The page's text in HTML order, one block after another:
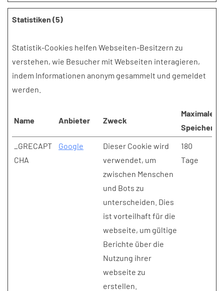
Statistiken (5)
Statistik-Cookies helfen Webseiten-Besitzern zu
verstehen, wie Besucher mit Webseiten interagieren,
indem Informationen anonym gesammelt und gemeldet
werden.
Name Anbieter Zweck
Maximale
_GRECAPT
CHA
Google
Dieser Cookie wird
verwendet, um
zwischen Menschen
und Bots zu
unterscheiden. Dies
ist vorteilhaft für die
webseite, um gültige
Berichte über die
Nutzung ihrer
webseite zu
erstellen.
180
Tage